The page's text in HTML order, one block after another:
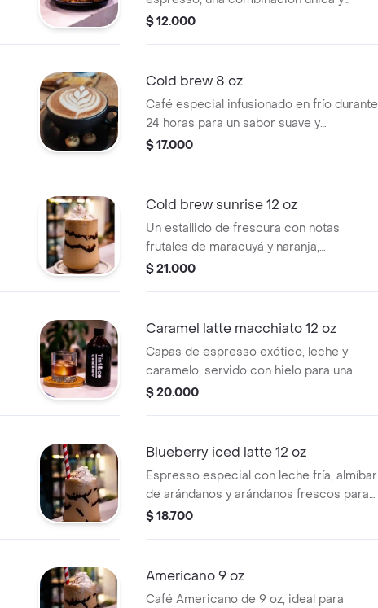
refrescante. 12oz
$ 12.000
Cold brew 8 oz
Café especial infusionado en frío durante
24 horas para un sabor suave y
equilibrado. 8 oz
$ 17.000
Cold brew sunrise 12 oz
Un estallido de frescura con notas
frutales de maracuyá y naranja,
combinadas con el equilibrio perfecto del
$ 21.000
Caramel latte macchiato 12 oz
Capas de espresso exótico, leche y
caramelo, servido con hielo para una
experiencia dulce y equilibrada. 12oz
$ 20.000
Blueberry iced latte 12 oz
Espresso especial con leche fría, almíbar
de arándanos y arándanos frescos para
un toque frutal y refrescante. 12oz
$ 18.700
Americano 9 oz
Café Americano de 9 oz, ideal para